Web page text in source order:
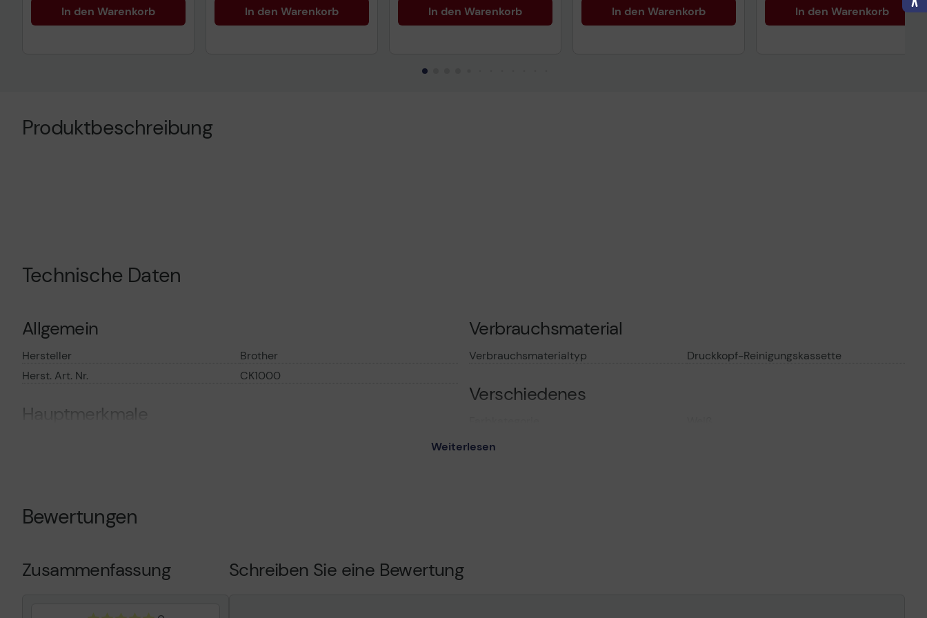
In den Warenkorb In den Warenkorb In den Warenkorb In den Warenkorb In den Warenkorb
Produktbeschreibung
Technische Daten
Allgemein
Hersteller
Brother
Herst. Art. Nr.
CK1000
Hauptmerkmale
Verbrauchsmaterial
Verbrauchsmaterialtyp Druckkopf-Reinigungskassette
Verschiedenes
Weiterlesen
Bewertungen
Zusammenfassung Schreiben Sie eine Bewertung